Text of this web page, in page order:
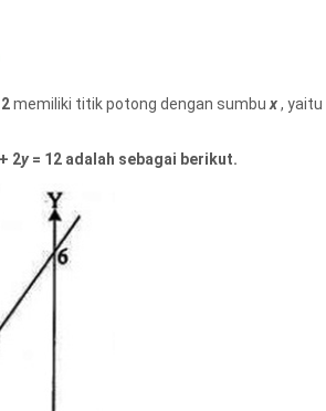
memiliki titik potong dengan sumbu x, yaitu
+ 2y= 12 adalah sebagai berikut.